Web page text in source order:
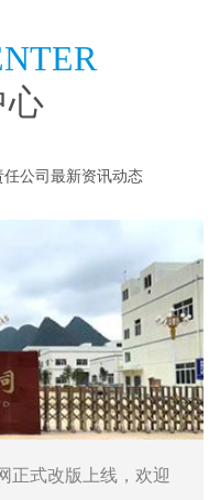
心
公司最新资讯动态
正式改版上线，欢迎